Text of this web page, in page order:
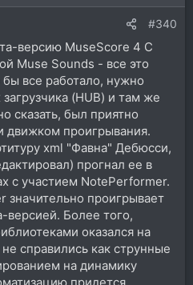
#340
версию MuseScore 4 С
Muse Sounds - все это
бы все работало, нужно
(HUB) и там же
сказать, был приятно
движком проигрывания.
xml "Фавна" Дебюсси,
прогнал ее в
с участием NotePerformer.
значительно проигрывает
версией. Более того,
оказался на
справились как струнные
на динамику
придется